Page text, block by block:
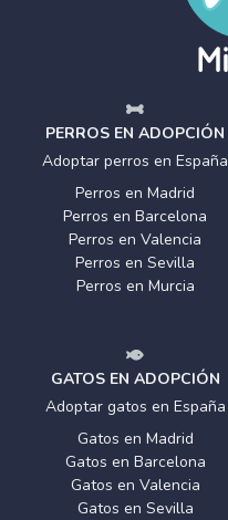
PERROS EN ADOPCIÓN
Adoptar perros en España
Perros en Madrid
Perros en Barcelona
Perros en Valencia
Perros en Sevilla
Perros en Murcia
GATOS EN ADOPCIÓN
Adoptar gatos en España
Gatos en Madrid
Gatos en Barcelona
Gatos en Valencia
Gatos en Sevilla